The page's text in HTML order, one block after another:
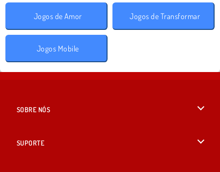
Jogos de Amor Jogos de Transformar
Jogos Mobile
SOBRE NÓS
SUPORTE